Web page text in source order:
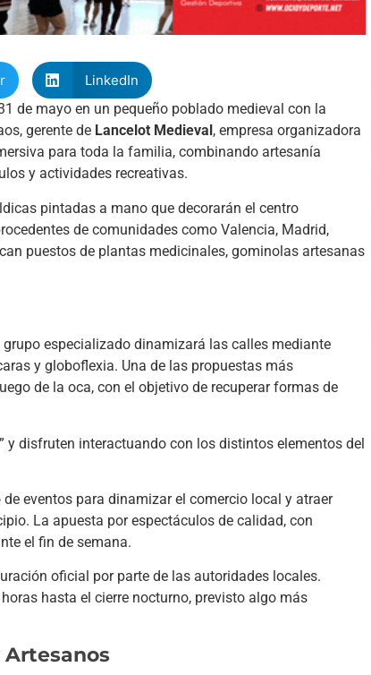
LinkedIn
de mayo en un pequeño poblado medieval con la
gerente de Lancelot Medieval , empresa organizadora
para toda la familia, combinando artesanía
y actividades recreativas.
pintadas a mano que decorarán el centro
de comunidades como Valencia, Madrid,
puestos de plantas medicinales, gominolas artesanas
especializado dinamizará las calles mediante
y globoflexia. Una de las propuestas más
de la oca, con el objetivo de recuperar formas de
y disfruten interactuando con los distintos elementos del
eventos para dinamizar el comercio local y atraer
La apuesta por espectáculos de calidad, con
el fin de semana.
oficial por parte de las autoridades locales.
hasta el cierre nocturno, previsto algo más
Artesanos